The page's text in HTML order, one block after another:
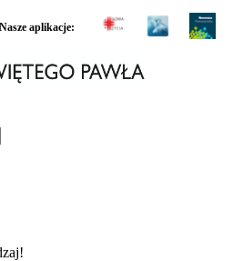
Nasze aplikacje: